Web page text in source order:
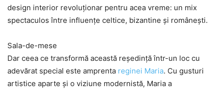
design interior revoluționar pentru acea vreme: un mix
spectaculos între influențe celtice, bizantine și românești.
Sala-de-mese
Dar ceea ce transformă această reședință într-un loc cu
adevărat special este amprenta reginei Maria. Cu gusturi
artistice aparte și o viziune modernistă, Maria a